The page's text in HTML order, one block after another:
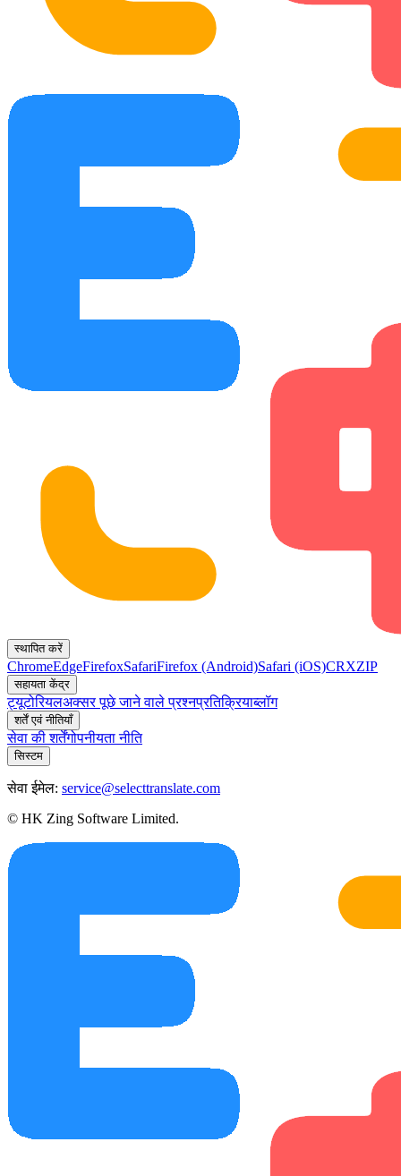
स्थापित करें
ChromeEdgeFirefoxSafariFirefox (Android)Safari (iOS)CRXZIP
सहायता केंद्र
ट्यूटोरियलअक्सर पूछे जाने वाले प्रश्नप्रतिक्रियाब्लॉग
शर्तें एवं नीतियाँ
सेवा की शर्तेंगोपनीयता नीति
सिस्टम
सेवा ईमेल: service@selecttranslate.com
© HK Zing Software Limited.